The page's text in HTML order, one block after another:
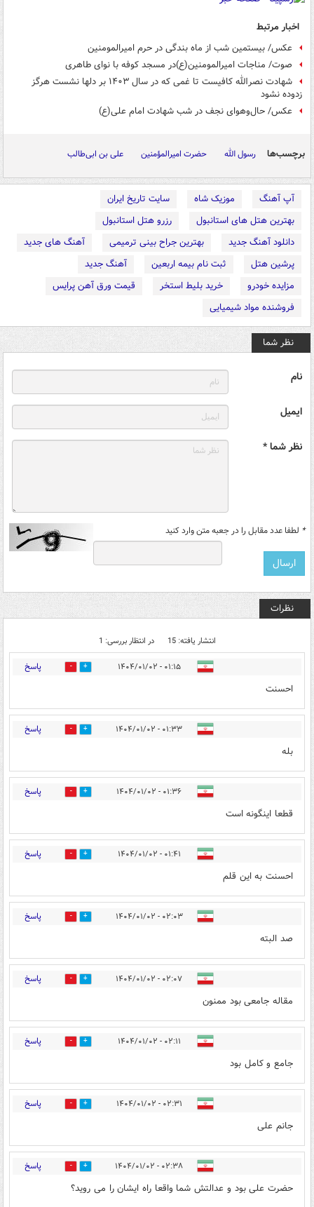
اخبار مرتبط
عکس/ بیستمین شب از ماه بندگی در حرم امیرالمومنین
صوت/ مناجات امیرالمومنین(ع)در مسجد کوفه با نوای طاهری
شهادت نصرالله کافیست تا غمی که در سال ۱۴۰۳ بر دلها نشست هرگز
زدوده نشود
عکس/ حال‌وهوای نجف در شب شهادت امام علی(ع)
برچسب‌ها رسول الله حضرت امیرالمؤمنین علی بن ابی‌طالب
آپ آهنگ موزیک شاه
سایت تاریخ ایران
بهترین هتل های استانبول
رزرو هتل استانبول
دانلود آهنگ جدید
بهترین جراح بینی ترمیمی
آهنگ های جدید
پرشین هتل
ثبت نام بیمه اربعین
آهنگ جدید
مزایده خودرو
خرید بلیط استخر
قیمت ورق آهن پرایس
فروشنده مواد شیمیایی
نظر شما
نام
ایمیل
نظر شما *
* لطفا عدد مقابل را در جعبه متن وارد کنید
نظرات
انتشار یافته: 15 در انتظار بررسی: 1
۰۱:۱۵ - ۱۴۰۴/۰۱/۰۲ 3 پاسخ
احسنت
۰۱:۳۳ - ۱۴۰۴/۰۱/۰۲ 2 پاسخ
بله
۰۱:۳۶ - ۱۴۰۴/۰۱/۰۲ 3 پاسخ
قطعا اینگونه است
۰۱:۴۱ - ۱۴۰۴/۰۱/۰۲ 3 پاسخ
احسنت به این قلم
۰۲:۰۳ - ۱۴۰۴/۰۱/۰۲ 3 پاسخ
صد البته
۰۲:۰۷ - ۱۴۰۴/۰۱/۰۲ 3 پاسخ
مقاله جامعی بود ممنون
۰۲:۱۱ - ۱۴۰۴/۰۱/۰۲ 3 پاسخ
جامع و کامل بود
۰۲:۳۱ - ۱۴۰۴/۰۱/۰۲ 3 پاسخ
جانم علی
۰۲:۳۸ - ۱۴۰۴/۰۱/۰۲ 0 پاسخ
حضرت علی بود و عدالتش شما واقعا راه ایشان را می روید؟